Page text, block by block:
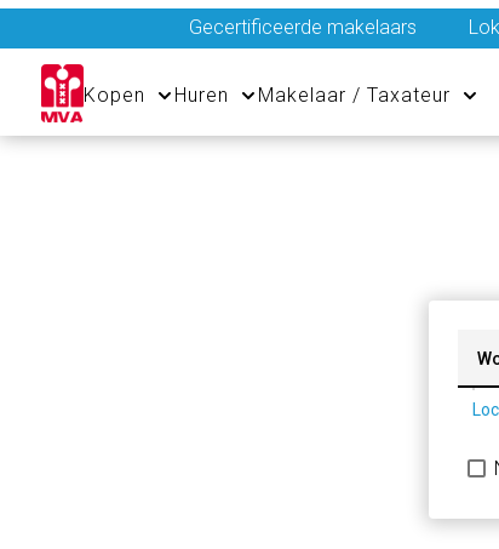
Gecertificeerde makelaars
Kopen Huren Makelaar / Taxateur